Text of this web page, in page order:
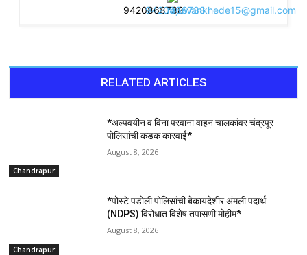
RELATED ARTICLES
Chandrapur
*अल्पवयीन व विना परवाना वाहन चालकांवर चंद्रपूर
पोलिसांची कडक कारवाई*
August 8, 2026
Chandrapur
*पोस्टे पडोली पोलिसांची बेकायदेशीर अंमली पदार्थ
(NDPS) विरोधात विशेष तपासणी मोहीम*
August 8, 2026